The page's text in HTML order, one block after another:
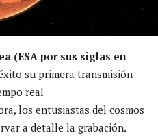
(ESA por sus siglas en
su primera transmisión
real
los entusiastas del cosmos
a detalle la grabación.